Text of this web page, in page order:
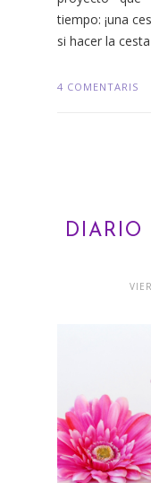
tiempo: ¡una
si hacer la
4 COMENTARIS
DIARIO